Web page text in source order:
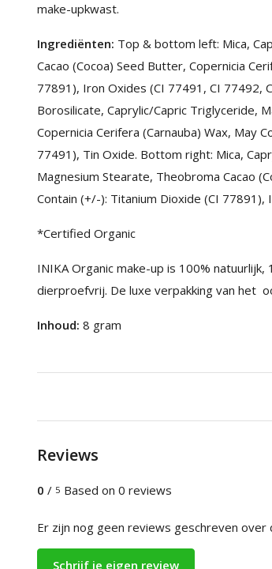
make-upkwast.
Ingrediënten: Top & bottom left: Mica,
Cacao (Cocoa) Seed Butter, Copernicia
77891), Iron Oxides (CI 77491, CI 77492,
Borosilicate, Caprylic/Capric Triglyceride,
Copernicia Cerifera (Carnauba) Wax, May
77491), Tin Oxide. Bottom right: Mica,
Magnesium Stearate, Theobroma Cacao
Contain (+/-): Titanium Dioxide (CI
*Certified Organic
INIKA Organic make-up is 100%
dierproefvrij. De luxe verpakking van het
Inhoud: 8 gram
Reviews
0 / 5 Based on 0 reviews
Er zijn nog geen reviews geschreven over
Schrijf je eigen review